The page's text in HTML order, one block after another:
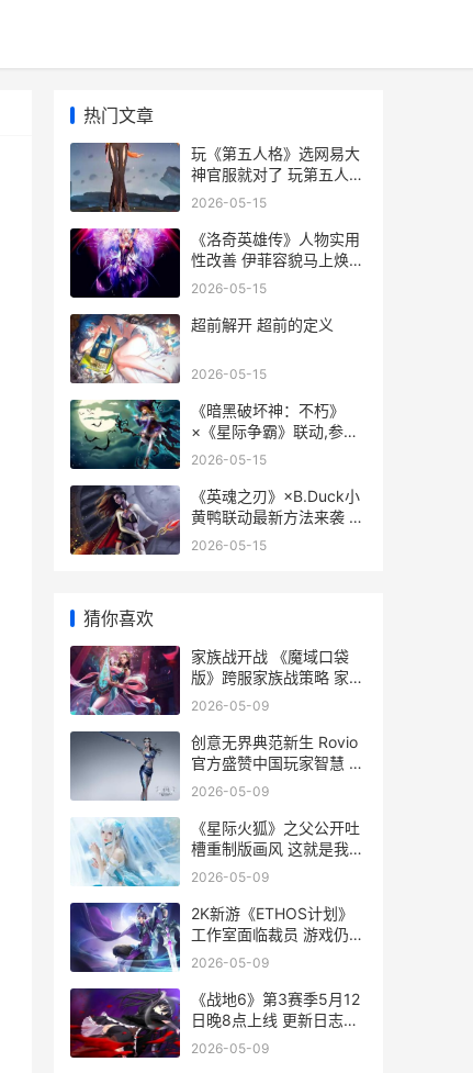
热门文章
玩《第五人格》选网易大
神官服就对了 玩第五人格
游戏的孩子的心理
2026-05-15
《洛奇英雄传》人物实用
性改善 伊菲容貌马上焕新
上线 洛奇英雄传贴吧
2026-05-15
超前解开 超前的定义
2026-05-15
《暗黑破坏神：不朽》
×《星际争霸》联动,参和
活动主题赢暴雪嘉年华门
版
2026-05-15
《英魂之刃》×B.Duck小
黄鸭联动最新方法来袭 英
魂之刃怎么玩的
2026-05-15
猜你喜欢
家族战开战 《魔域口袋
版》跨服家族战策略 家族
战争小说
2026-05-09
创意无界典范新生 Rovio
官方盛赞中国玩家智慧 创
意无界,想象无边
2026-05-09
《星际火狐》之父公开吐
槽重制版画风 这就是我不
监督的后果 星际火狐
2026-05-09
2K新游《ETHOS计划》
工作室面临裁员 游戏仍在
开发中 2k2-
2026-05-09
《战地6》第3赛季5月12
日晚8点上线 更新日志公
开 战地6公布
2026-05-09